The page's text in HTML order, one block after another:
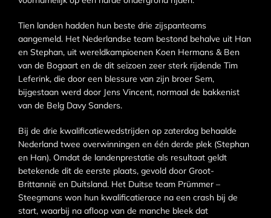
Tien landen hadden hun beste drie zijspanteams
aangemeld. Het Nederlandse team bestond behalve uit Han
en Stephan, uit wereldkampioenen Koen Hermans & Ben
van de Bogaart en de dit seizoen zeer sterk rijdende Tim
Leferink, die door een blessure van zijn broer Sem,
bijgestaan werd door Jens Vincent, normaal de bakkenist
van de Belg Davy Sanders.
Bij de drie kwalificatiewedstrijden op zaterdag behaalde
Nederland twee overwinningen en één derde plek (Stephan
en Han). Omdat de landenprestatie als resultaat geldt
betekende dit de eerste plaats, gevold door Groot-
Brittannië en Duitsland. Het Duitse team Prümmer –
Steegmans won hun kwalificatierace na een crash bij de
start, waarbij na afloop van de manche bleek dat